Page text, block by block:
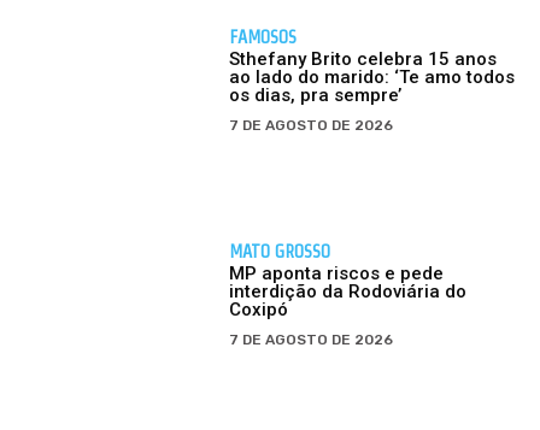
FAMOSOS
Sthefany Brito celebra 15 anos
ao lado do marido: ‘Te amo todos
os dias, pra sempre’
7 DE AGOSTO DE 2026
MATO GROSSO
MP aponta riscos e pede
interdição da Rodoviária do
Coxipó
7 DE AGOSTO DE 2026